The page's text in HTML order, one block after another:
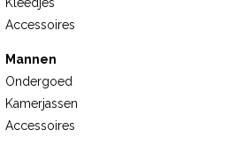
Accessoires
Mannen
Ondergoed
Kamerjassen
Accessoires